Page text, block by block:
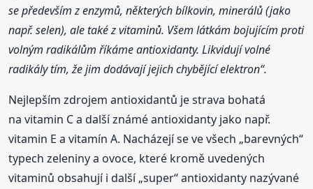
se především z enzymů, některých bílkovin, minerálů (jako
např. selen), ale také z vitaminů. Všem látkám bojujícím proti
volným radikálům říkáme antioxidanty. Likvidují volné
radikály tím, že jim dodávají jejich chybějící elektron“.
Nejlepším zdrojem antioxidantů je strava bohatá
na vitamin C a další známé antioxidanty jako např.
vitamin E a vitamín A. Nacházejí se ve všech „barevných“
typech zeleniny a ovoce, které kromě uvedených
vitaminů obsahují i další „super“ antioxidanty nazývané